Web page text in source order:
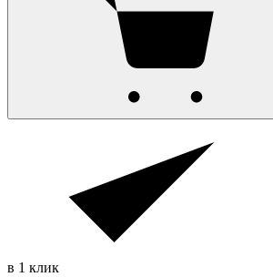
в 1 клик